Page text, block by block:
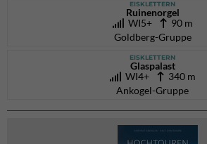
EISKLETTERN
Ruinenorgel
WI5+ 90 m
Goldberg-Gruppe
EISKLETTERN
Glaspalast
WI4+ 340 m
Ankogel-Gruppe